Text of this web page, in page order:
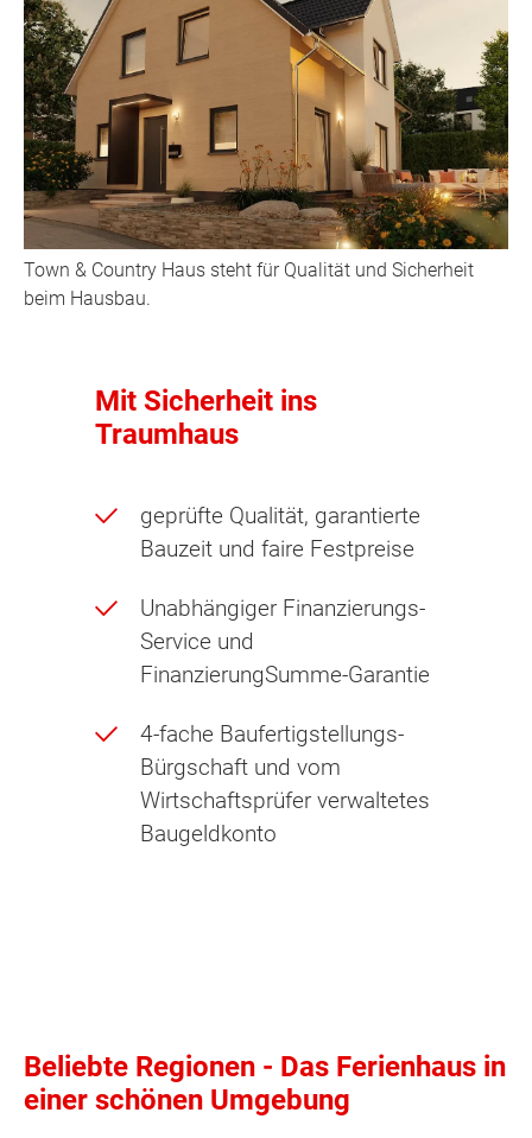
Town & Country Haus steht für Qualität und Sicherheit
beim Hausbau.
Mit Sicherheit ins
Traumhaus
geprüfte Qualität, garantierte
Bauzeit und faire Festpreise
Unabhängiger Finanzierungs-
Service und
FinanzierungSumme-Garantie
4-fache Baufertigstellungs-
Bürgschaft und vom
Wirtschaftsprüfer verwaltetes
Baugeldkonto
Beliebte Regionen - Das Ferienhaus in
einer schönen Umgebung